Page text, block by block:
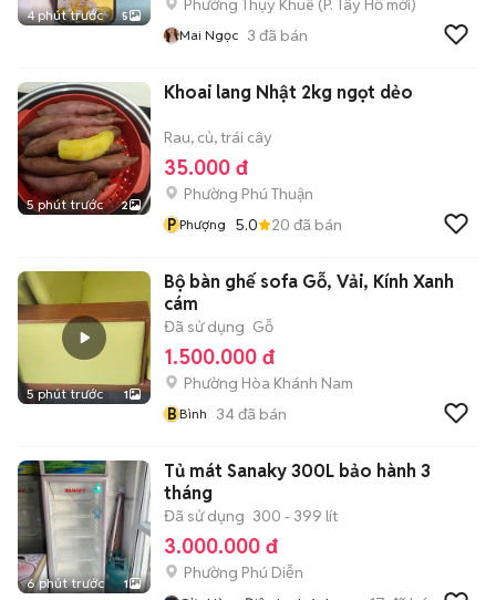
4 phút trước 5
Phường Thụy Khuê (P. Tây Hồ mới)
Mai Ngọc 3 đã bán
5 phút trước 2
Khoai lang Nhật 2kg ngọt dẻo
Rau, củ, trái cây
35.000 đ
Phường Phú Thuận
P Phượng 5.0 20 đã bán
5 phút trước 1
Bộ bàn ghế sofa Gỗ, Vải, Kính Xanh
cám
Đã sử dụng Gỗ
1.500.000 đ
Phường Hòa Khánh Nam
BBình 34đã bán
6 phút trước 1
Tủ mát Sanaky 300L bảo hành 3
tháng
Đã sử dụng 300 - 399 lít
3.000.000 đ
Phường Phú Diễn